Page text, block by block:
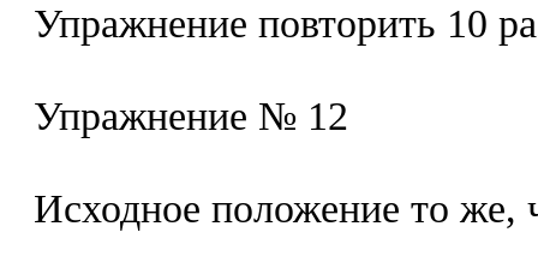
Упражнение повторить 10
Упражнение № 12
Исходное положение то же,